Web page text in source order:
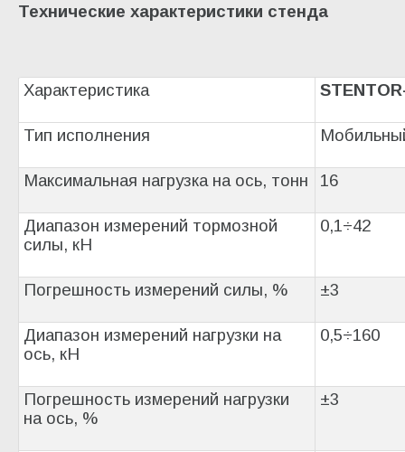
Технические характеристики стенда
Характеристика STENTOR
Тип исполнения
Максимальная нагрузка на ось, тонн 16
Диапазон измерений тормозной
силы, кН
0,1÷42
Погрешность измерений силы, % ±3
Диапазон измерений нагрузки на
ось, кН
0,5÷160
Погрешность измерений нагрузки
на ось, %
±3